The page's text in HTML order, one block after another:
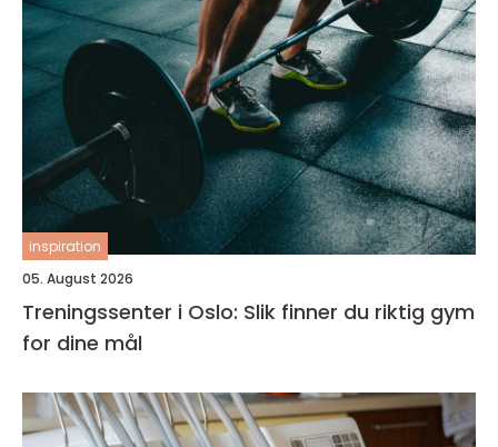
inspiration
05. August 2026
Treningssenter i Oslo: Slik finner du riktig gym
for dine mål